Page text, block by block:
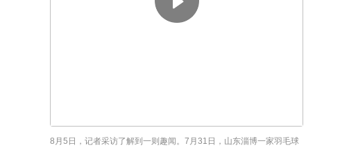
8月5日，记者采访了解到一则趣闻。7月31日，山东淄博一家羽毛球